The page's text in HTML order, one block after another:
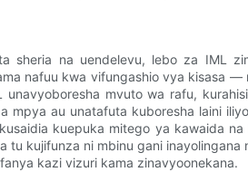
sheria na uendelevu, lebo za IML
nafuu kwa vifungashio vya kisasa —
mvuto wa rafu,
mpya au unatafuta kuboresha laini
kuepuka mitego ya kawaida
kujifunza ni mbinu gani inayolingana
kazi vizuri kama zinavyoonekana.